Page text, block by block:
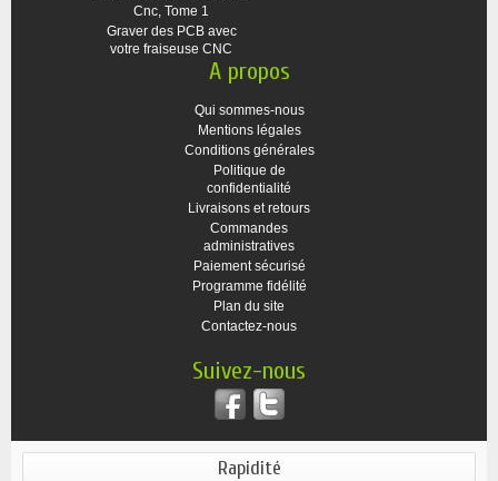
Cnc, Tome 1
Graver des PCB avec
votre fraiseuse CNC
A propos
Qui sommes-nous
Mentions légales
Conditions générales
Politique de
confidentialité
Livraisons et retours
Commandes
administratives
Paiement sécurisé
Programme fidélité
Plan du site
Contactez-nous
Suivez-nous
Rapidité